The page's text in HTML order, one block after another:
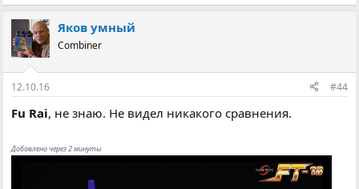
Яков умный
Combiner
12.10.16 #44
Fu Rai, не знаю. Не видел никакого сравнения.
Добавлено через 2 минуты